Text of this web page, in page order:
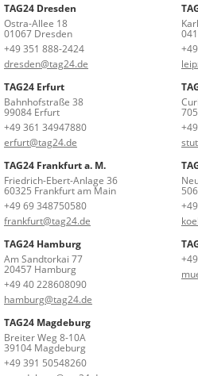
TAG24 Dresden
Ostra-Allee 18
01067 Dresden
+49 351 888-2424
dresden@tag24.de
TAG24 Erfurt
Bahnhofstraße 38
99084 Erfurt
+49 361 34947880
erfurt@tag24.de
TAG24 Frankfurt a. M.
Friedrich-Ebert-Anlage 36
60325 Frankfurt am Main
+49 69 348750580
frankfurt@tag24.de
TAG24 Hamburg
Am Sandtorkai 77
20457 Hamburg
+49 40 228608090
hamburg@tag24.de
TAG24 Magdeburg
Breiter Weg 8-10A
39104 Magdeburg
+49 391 50548260